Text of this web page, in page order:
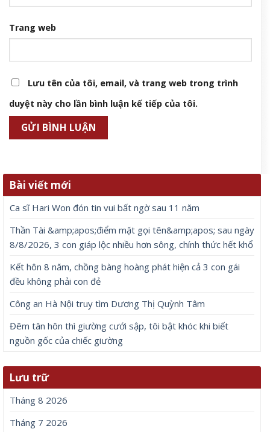
Trang web
Lưu tên của tôi, email, và trang web trong trình
duyệt này cho lần bình luận kế tiếp của tôi.
Bài viết mới
Ca sĩ Hari Won đón tin vui bất ngờ sau 11 năm
Thần Tài &amp;apos;điểm mặt gọi tên&amp;apos; sau ngày
8/8/2026, 3 con giáp lộc nhiều hơn sông, chính thức hết khổ
Kết hôn 8 năm, chồng bàng hoàng phát hiện cả 3 con gái
đều không phải con đẻ
Công an Hà Nội truy tìm Dương Thị Quỳnh Tâm
Đêm tân hôn thì giường cưới sập, tôi bật khóc khi biết
nguồn gốc của chiếc giường
Lưu trữ
Tháng 8 2026
Tháng 7 2026